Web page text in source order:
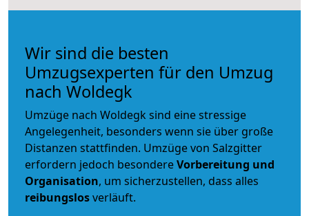
Wir sind die besten
Umzugsexperten für den Umzug
nach Woldegk
Umzüge nach Woldegk sind eine stressige
Angelegenheit, besonders wenn sie über große
Distanzen stattfinden. Umzüge von Salzgitter
erfordern jedoch besondereVorbereitung und
Organisation, um sicherzustellen, dass alles
reibungslosverläuft.